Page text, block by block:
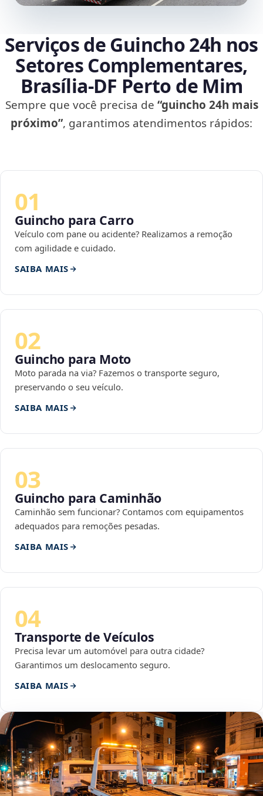
Serviços de Guincho 24h nos
Setores Complementares,
Brasília‑DF Perto de Mim
Sempre que você precisa de “guincho 24h mais
próximo”, garantimos atendimentos rápidos:
01
Guincho para Carro
Veículo com pane ou acidente? Realizamos a remoção
com agilidade e cuidado.
SAIBA MAIS
02
Guincho para Moto
Moto parada na via? Fazemos o transporte seguro,
preservando o seu veículo.
SAIBA MAIS
03
Guincho para Caminhão
Caminhão sem funcionar? Contamos com equipamentos
adequados para remoções pesadas.
SAIBA MAIS
04
Transporte de Veículos
Precisa levar um automóvel para outra cidade?
Garantimos um deslocamento seguro.
SAIBA MAIS